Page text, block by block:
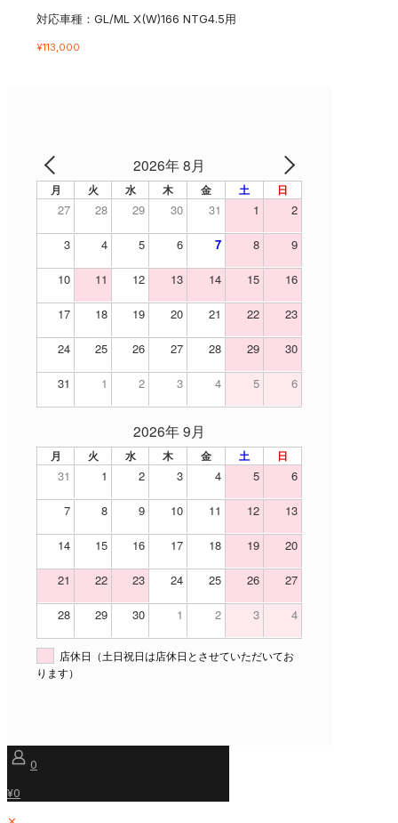
対応車種：GL/ML X(W)166 NTG4.5用
¥113,000
2026年 8月
月 火 水 木 金 土 日
27 28 29 30 31 1 2
3 4 5 6 7 8 9
10 11 12 13 14 15 16
17 18 19 20 21 22 23
24 25 26 27 28 29 30
31 1 2 3 4 5 6
2026年 9月
月 火 水 木 金 土 日
31 1 2 3 4 5 6
7 8 9 10 11 12 13
14 15 16 17 18 19 20
21 22 23 24 25 26 27
28 29 30 1 2 3 4
店休日（土日祝日は店休日とさせていただいてお
ります）
0
¥0